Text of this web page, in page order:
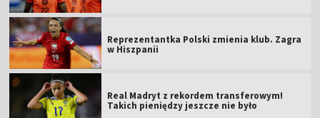
Reprezentantka Polski zmienia klub. Zagra
w Hiszpanii
Real Madryt z rekordem transferowym!
Takich pieniędzy jeszcze nie było